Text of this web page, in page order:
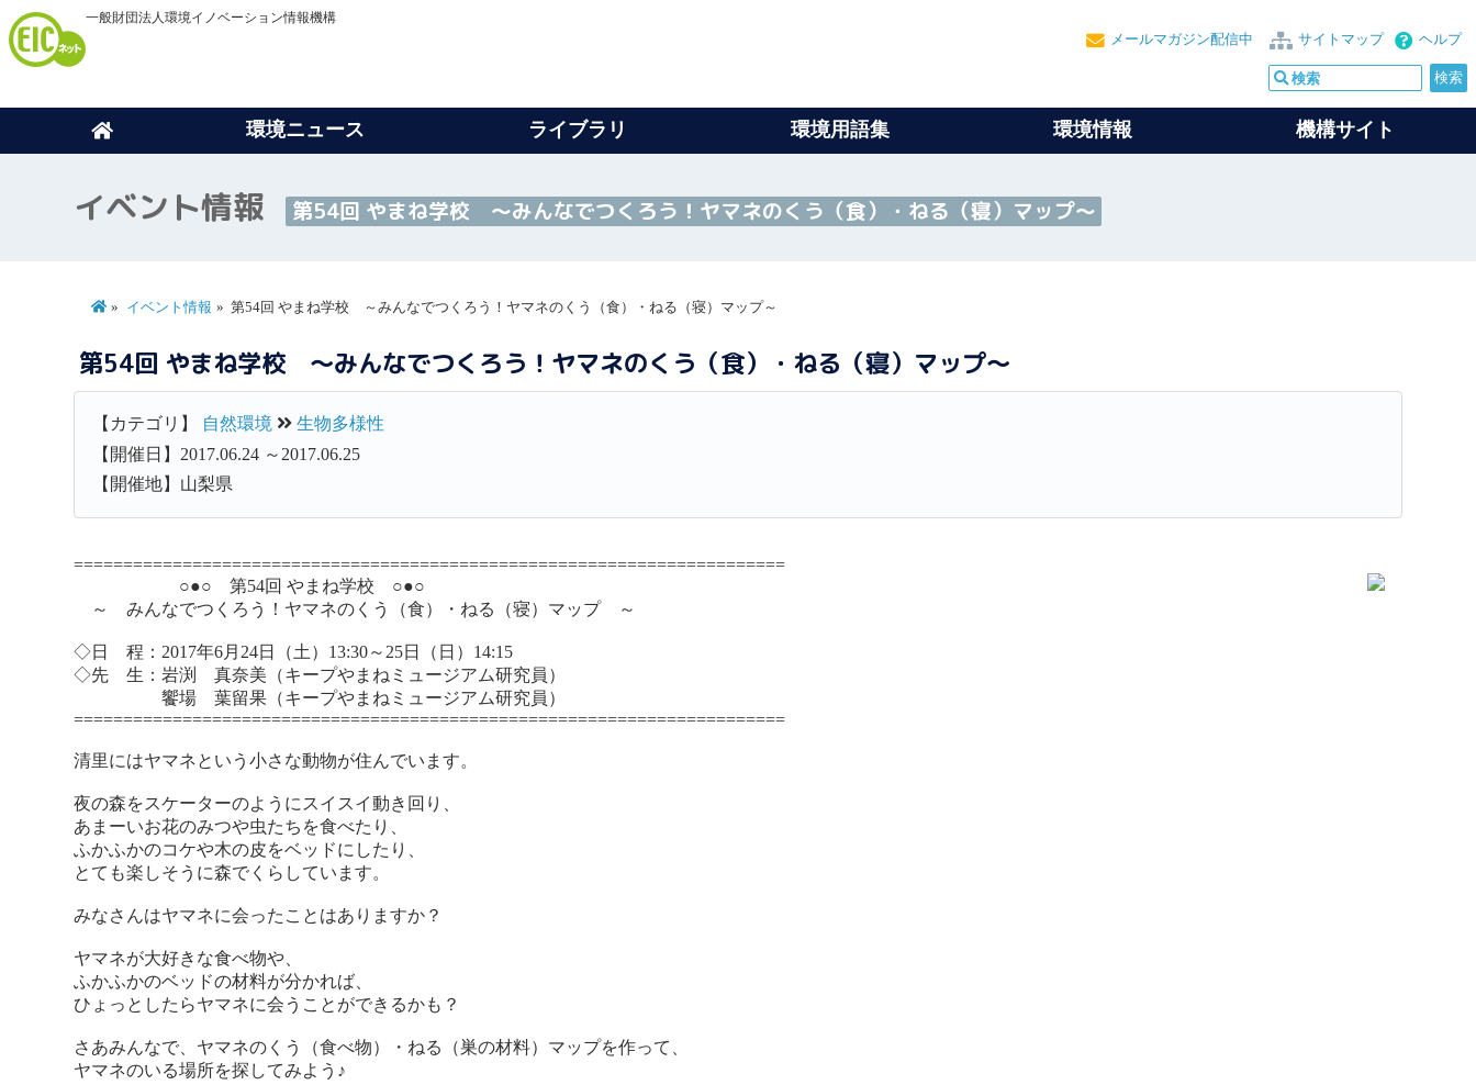
一般財団法人環境イノベーション情報機構
ヘルプ
サイトマップ
メールマガジン配信中
環境ニュース ライブラリ 環境用語集 環境情報 機構サイト
イベント情報 第54回 やまね学校 ～みんなでつくろう！ヤマネのくう（食）・ねる（寝）マップ～
イベント情報 第54回 やまね学校 ～みんなでつくろう！ヤマネのくう（食）・ねる（寝）マップ～
第54回 やまね学校 ～みんなでつくろう！ヤマネのくう（食）・ねる（寝）マップ～
【カテゴリ】 自然環境
生物多様性
【開催日】2017.06.24 ～2017.06.25
【開催地】山梨県
========================================================================
○●○ 第54回 やまね学校 ○●○
～ みんなでつくろう！ヤマネのくう（食）・ねる（寝）マップ ～
◇日 程：2017年6月24日（土）13:30～25日（日）14:15
◇先 生：岩渕 真奈美（キープやまねミュージアム研究員）
饗場 葉留果（キープやまねミュージアム研究員）
========================================================================
清里にはヤマネという小さな動物が住んでいます。
夜の森をスケーターのようにスイスイ動き回り、
あまーいお花のみつや虫たちを食べたり、
ふかふかのコケや木の皮をベッドにしたり、
とても楽しそうに森でくらしています。
みなさんはヤマネに会ったことはありますか？
ヤマネが大好きな食べ物や、
ふかふかのベッドの材料が分かれば、
ひょっとしたらヤマネに会うことができるかも？
さあみんなで、ヤマネのくう（食べ物）・ねる（巣の材料）マップを作って、
ヤマネのいる場所を探してみよう♪